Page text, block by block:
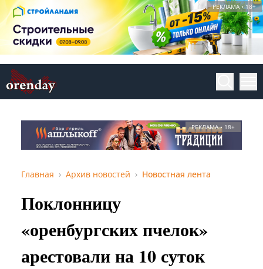
РЕКЛАМА • 18+
РЕКЛАМА • 18+
Главная Архив новостей Новостная лента
Поклонницу
«оренбургских пчелок»
арестовали на 10 суток